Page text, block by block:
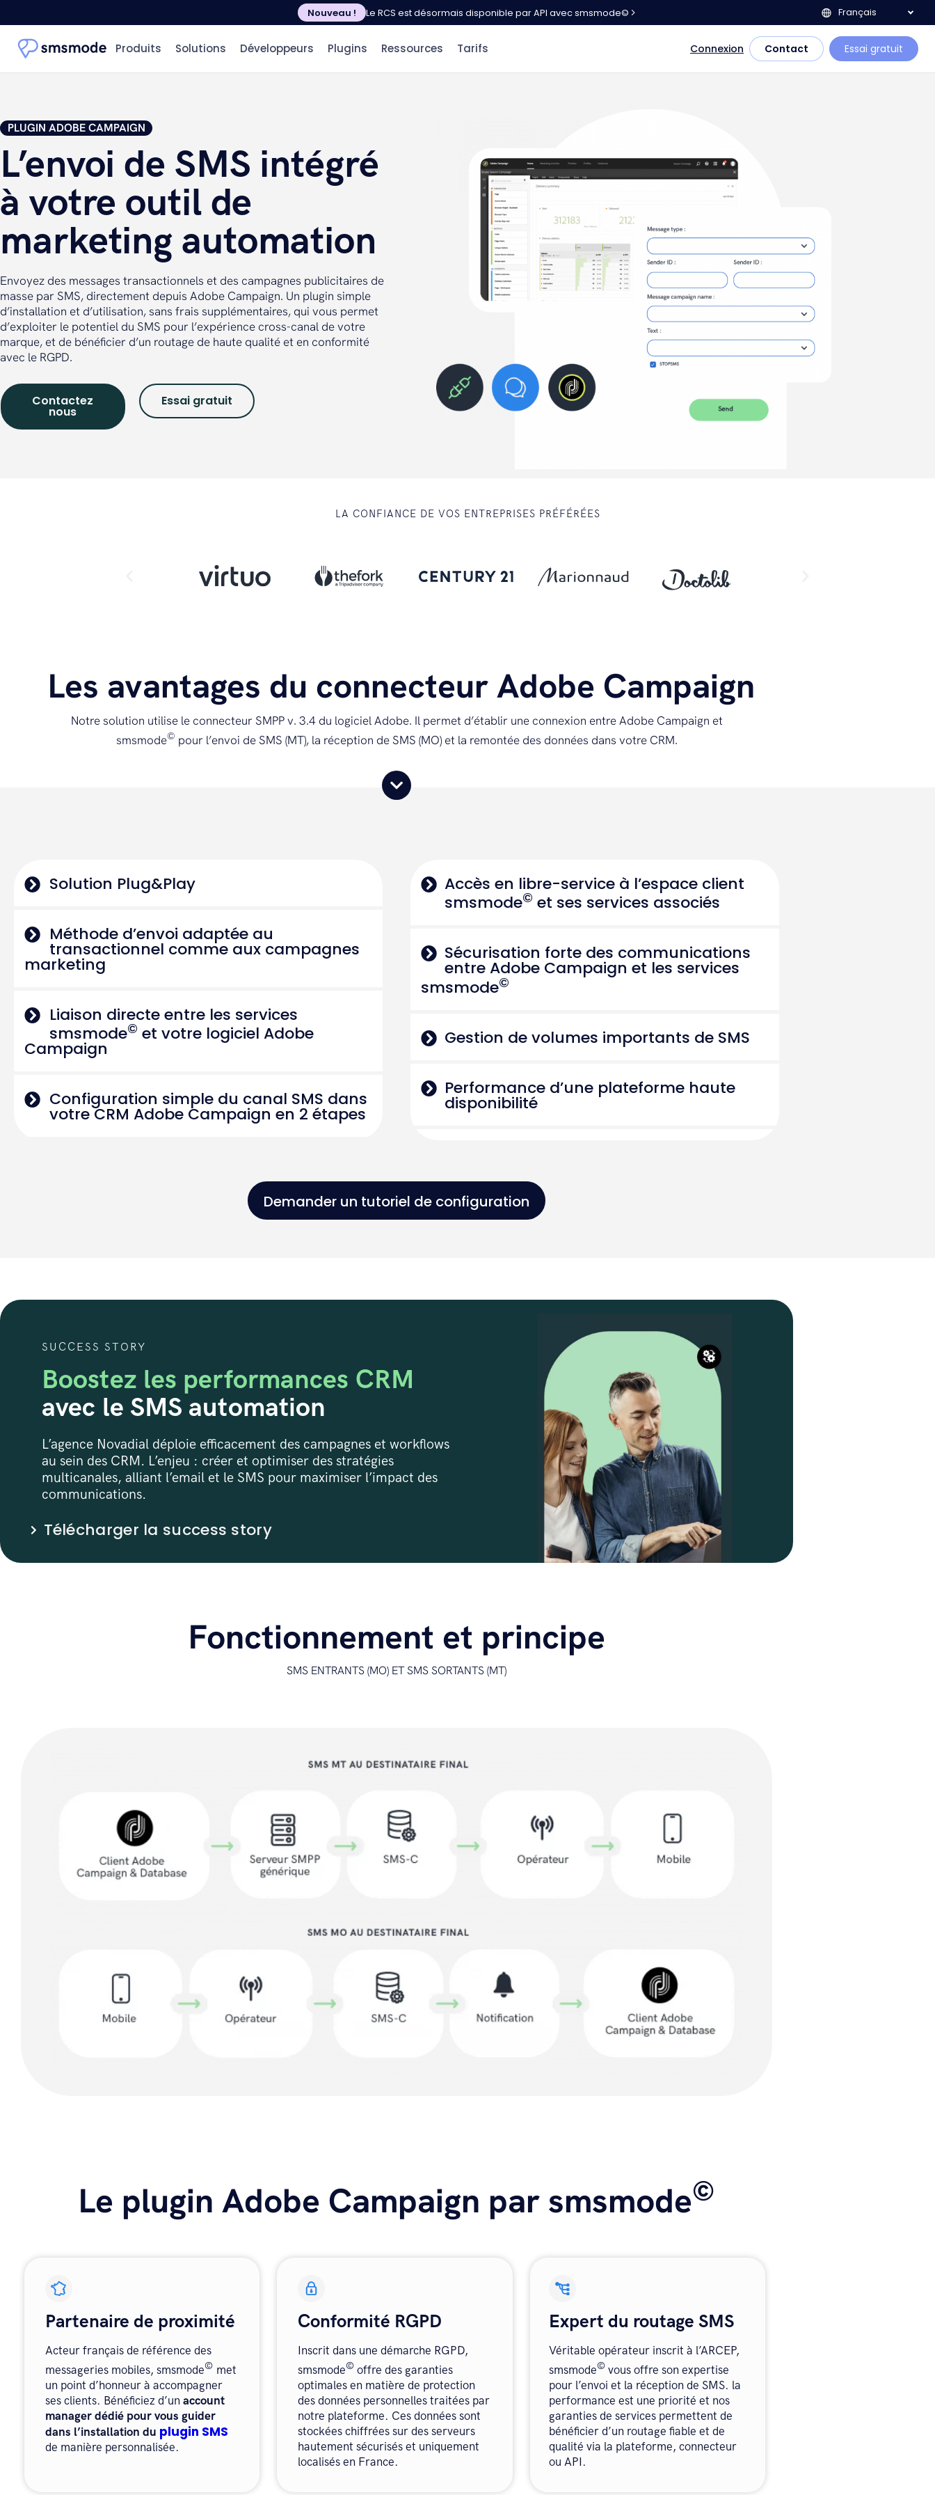
Nouveau ! Le RCS est désormais disponible par API avec smsmode© Français
Produits Solutions Développeurs Plugins Ressources Tarifs Connexion Contact Essai gratuit
PLUGIN ADOBE CAMPAIGN
L’envoi de SMS intégré
à votre outil de
marketing automation
Envoyez des messages transactionnels et des campagnes publicitaires de
masse par SMS, directement depuis Adobe Campaign. Un plugin simple
d’installation et d’utilisation, sans frais supplémentaires, qui vous permet
d’exploiter le potentiel du SMS pour l’expérience cross-canal de votre
marque, et de bénéficier d’un routage de haute qualité et en conformité
avec le RGPD.
Contactez
nous
Essai gratuit
LA CONFIANCE DE VOS ENTREPRISES PRÉFÉRÉES
Les avantages du connecteur Adobe Campaign
Notre solution utilise le connecteur SMPP v. 3.4 du logiciel Adobe. Il permet d’établir une connexion entre Adobe Campaign et
smsmode© pour l’envoi de SMS (MT), la réception de SMS (MO) et la remontée des données dans votre CRM.
Solution Plug&Play
Méthode d’envoi adaptée au
transactionnel comme aux campagnes
marketing
Liaison directe entre les services
smsmode© et votre logiciel Adobe
Campaign
Configuration simple du canal SMS dans
votre CRM Adobe Campaign en 2 étapes
Accès en libre-service à l’espace client
smsmode© et ses services associés
Sécurisation forte des communications
entre Adobe Campaign et les services
smsmode©
Gestion de volumes importants de SMS
Performance d’une plateforme haute
disponibilité
Demander un tutoriel de configuration
SUCCESS STORY
Boostez les performances CRM
avec le SMS automation
L’agence Novadial déploie efficacement des campagnes et workflows
au sein des CRM. L’enjeu : créer et optimiser des stratégies
multicanales, alliant l’email et le SMS pour maximiser l’impact des
communications.
Télécharger la success story
Fonctionnement et principe
SMS ENTRANTS (MO) ET SMS SORTANTS (MT)
Le plugin Adobe Campaign par smsmode©
Partenaire de proximité
Acteur français de référence des
messageries mobiles, smsmode© met
un point d’honneur à accompagner
ses clients. Bénéficiez d’un account
manager dédié pour vous guider
dans l’installation du plugin SMS
de manière personnalisée.
Conformité RGPD
Inscrit dans une démarche RGPD,
smsmode© offre des garanties
optimales en matière de protection
des données personnelles traitées par
notre plateforme. Ces données sont
stockées chiffrées sur des serveurs
hautement sécurisés et uniquement
localisés en France.
Expert du routage SMS
Véritable opérateur inscrit à l’ARCEP,
smsmode©vous offre son expertise
pour l’envoi et la réception de SMS. la
performance est une priorité et nos
garanties de services permettent de
bénéficier d’un routage fiable et de
qualité via la plateforme, connecteur
ou API.